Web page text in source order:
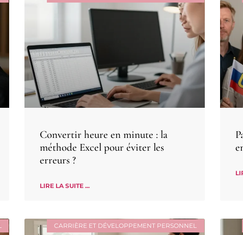
Convertir heure en minute : la
méthode Excel pour éviter les
erreurs ?
LIRE LA SUITE ...
CARRIÈRE ET DÉVELOPPEMENT PERSONNEL